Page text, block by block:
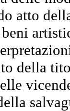
atto
della